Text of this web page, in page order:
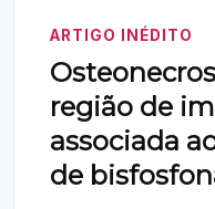
ARTIGO INÉDITO
região de
associada
de